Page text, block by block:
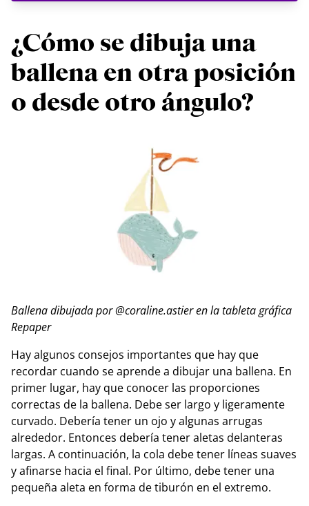
¿Cómo se dibuja una
ballena en otra posición
o desde otro ángulo?
Ballena dibujada por @coraline.astier en la tableta gráfica
Repaper
Hay algunos consejos importantes que hay que
recordar cuando se aprende a dibujar una ballena. En
primer lugar, hay que conocer las proporciones
correctas de la ballena. Debe ser largo y ligeramente
curvado. Debería tener un ojo y algunas arrugas
alrededor. Entonces debería tener aletas delanteras
largas. A continuación, la cola debe tener líneas suaves
y afinarse hacia el final. Por último, debe tener una
pequeña aleta en forma de tiburón en el extremo.